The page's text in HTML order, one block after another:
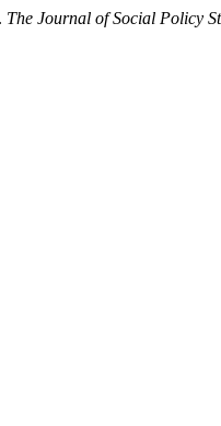
The Journal of Social Policy